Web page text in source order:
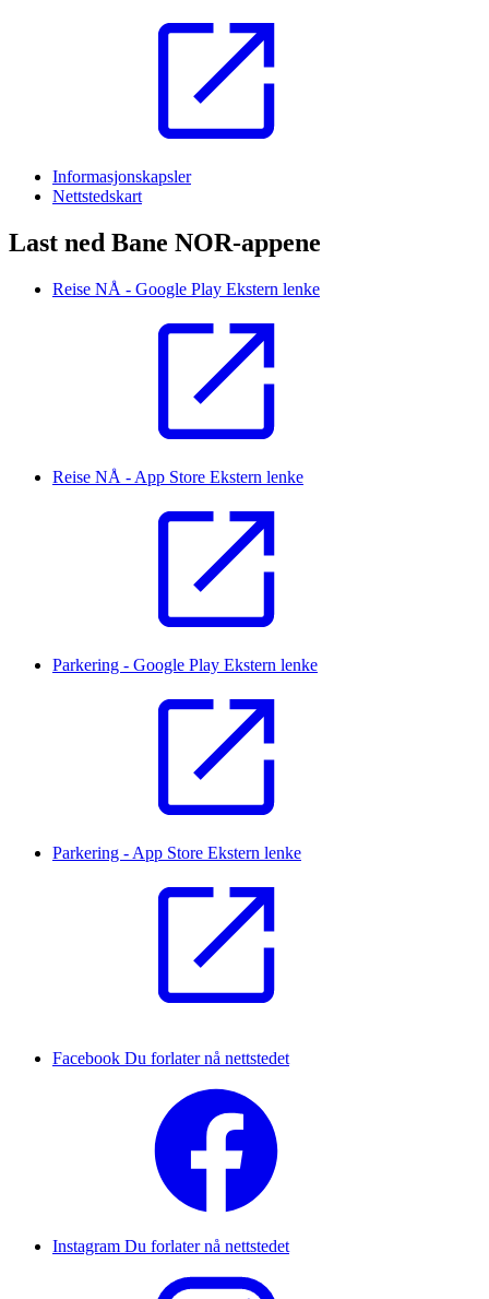
Informasjonskapsler
Nettstedskart
Last ned Bane NOR-appene
Reise NÅ - Google Play Ekstern lenke
Reise NÅ - App Store Ekstern lenke
Parkering - Google Play Ekstern lenke
Parkering - App Store Ekstern lenke
Facebook Du forlater nå nettstedet
Instagram Du forlater nå nettstedet